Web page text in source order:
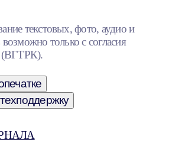
текстовых, фото, аудио и
только с согласия
(ВГТРК).